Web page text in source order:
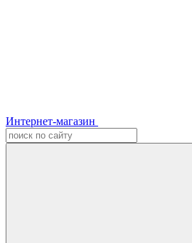
Интернет-магазин